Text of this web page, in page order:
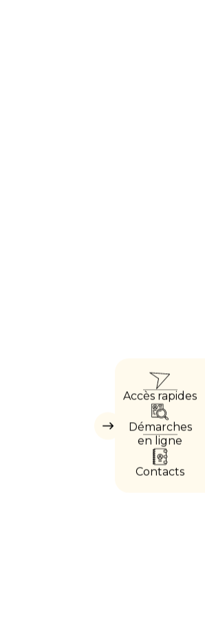
Masquer
Accès rapides
Démarches
en ligne
Contacts